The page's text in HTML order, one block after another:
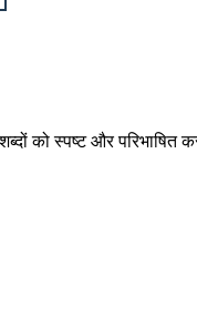
को स्पष्ट और परिभाषित